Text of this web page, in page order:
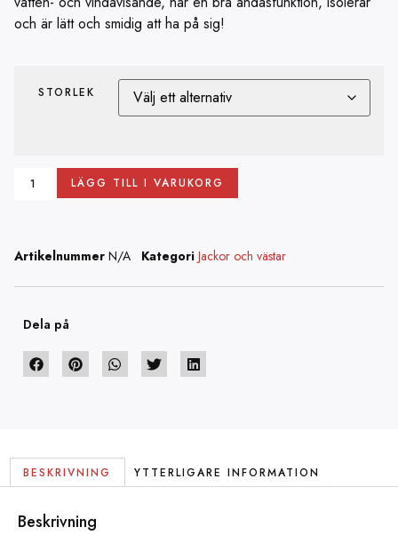
och är lätt och smidig att ha på sig!
STORLEK
LÄGG TILL I VARUKORG
Artikelnummer N/A Kategori Jackor och västar
Dela på
BESKRIVNING YTTERLIGARE INFORMATION
Beskrivning